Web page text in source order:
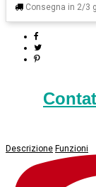
Consegna in 2/3
Descrizione Funzioni